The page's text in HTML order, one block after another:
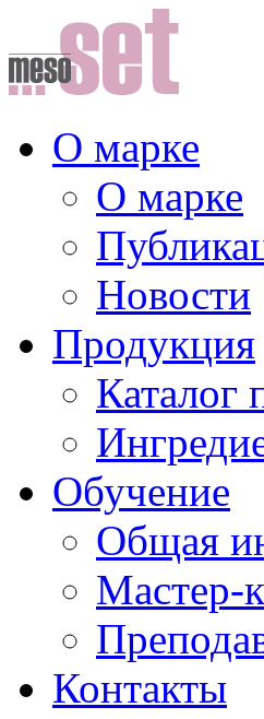
О марке
О марке
Новости
Продукция
Каталог
Обучение
Общая
Мастер-
Контакты